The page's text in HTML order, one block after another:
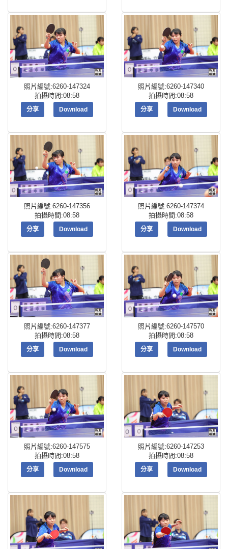
照片編號:6260-147324
拍攝時間:08:58
分享 Download
照片編號:6260-147340
拍攝時間:08:58
分享 Download
照片編號:6260-147356
拍攝時間:08:58
分享 Download
照片編號:6260-147374
拍攝時間:08:58
分享 Download
照片編號:6260-147377
拍攝時間:08:58
分享 Download
照片編號:6260-147570
拍攝時間:08:58
分享 Download
照片編號:6260-147575
拍攝時間:08:58
分享 Download
照片編號:6260-147253
拍攝時間:08:58
分享 Download